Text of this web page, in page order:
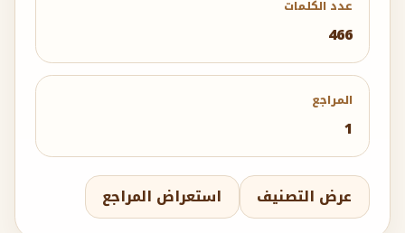
عدد الكلمات
466
المراجع
1
عرض التصنيف استعراض المراجع